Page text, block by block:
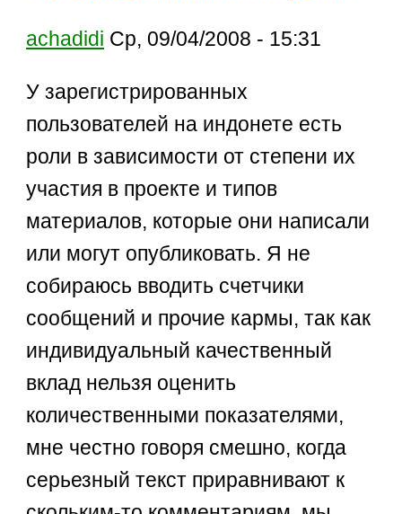
achadidi Ср, 09/04/2008 - 15:31
У зарегистрированных
пользователей на индонете есть
роли в зависимости от степени их
участия в проекте и типов
материалов, которые они написали
или могут опубликовать. Я не
собираюсь вводить счетчики
сообщений и прочие кармы, так как
индивидуальный качественный
вклад нельзя оценить
количественными показателями,
мне честно говоря смешно, когда
серьезный текст приравнивают к